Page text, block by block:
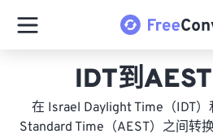
IDT到
在 Israel Daylight Time（IDT
Standard Time（AEST）之间转